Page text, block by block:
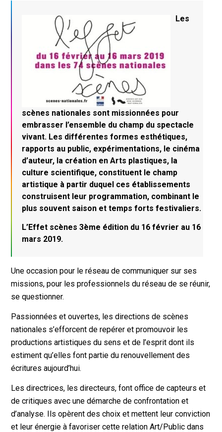
Les
scènes nationales sont missionnées pour
embrasser l’ensemble du champ du spectacle
vivant. Les différentes formes esthétiques,
rapports au public, expérimentations, le cinéma
d’auteur, la création en Arts plastiques, la
culture scientifique, constituent le champ
artistique à partir duquel ces établissements
construisent leur programmation, combinant le
plus souvent saison et temps forts festivaliers.
L’Effet scènes 3ème édition du 16 février au 16
mars 2019.
Une occasion pour le réseau de communiquer sur ses
missions, pour les professionnels du réseau de se réunir,
se questionner.
Passionnées et ouvertes, les directions de scènes
nationales s’efforcent de repérer et promouvoir les
productions artistiques du sens et de l’esprit dont ils
estiment qu’elles font partie du renouvellement des
écritures aujourd’hui.
Les directrices, les directeurs, font office de capteurs et
de critiques avec une démarche de confrontation et
d’analyse. Ils opèrent des choix et mettent leur conviction
et leur énergie à favoriser cette relation Art/Public dans